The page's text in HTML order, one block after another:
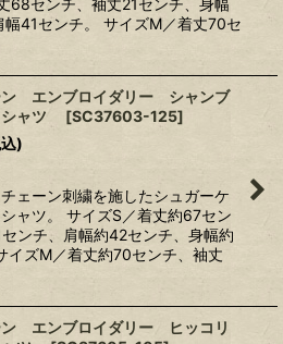
41センチ。 サイズM／着丈70セ
ン エンブロイダリー シャンブ
ャツ
[SC37603-125]
)
ェーン刺繍を施したシュガーケ
ャツ。 サイズS／着丈約67セン
ンチ、肩幅約42センチ、身幅約
イズM／着丈約70センチ、袖丈
ン エンブロイダリー ヒッコリ